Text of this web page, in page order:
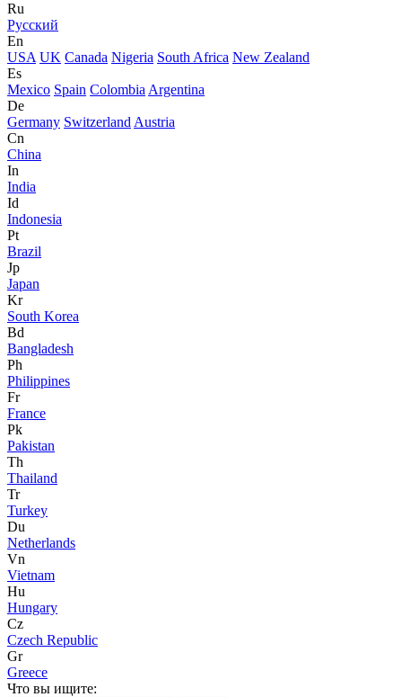
Ru
Русский
En
USA UK Canada Nigeria South Africa New Zealand
Es
Mexico Spain Colombia Argentina
De
Germany Switzerland Austria
Cn
China
In
India
Id
Indonesia
Pt
Brazil
Jp
Japan
Kr
South Korea
Bd
Bangladesh
Ph
Philippines
Fr
France
Pk
Pakistan
Th
Thailand
Tr
Turkey
Du
Netherlands
Vn
Vietnam
Hu
Hungary
Cz
Czech Republic
Gr
Greece
Что вы ищите: